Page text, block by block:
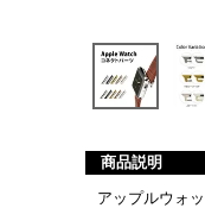
商品説明
アップルウォ